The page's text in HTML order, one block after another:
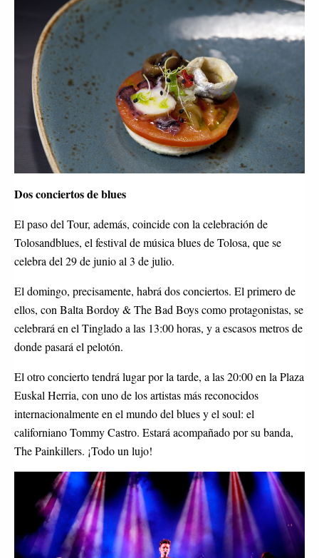
Dos conciertos de blues
El paso del Tour, además, coincide con la celebración de
Tolosandblues, el festival de música blues de Tolosa, que se
celebra del 29 de junio al 3 de julio.
El domingo, precisamente, habrá dos conciertos. El primero de
ellos, con Balta Bordoy & The Bad Boys como protagonistas, se
celebrará en el Tinglado a las 13:00 horas, y a escasos metros de
donde pasará el pelotón.
El otro concierto tendrá lugar por la tarde, a las 20:00 en la Plaza
Euskal Herria, con uno de los artistas más reconocidos
internacionalmente en el mundo del blues y el soul: el
californiano Tommy Castro. Estará acompañado por su banda,
The Painkillers. ¡Todo un lujo!